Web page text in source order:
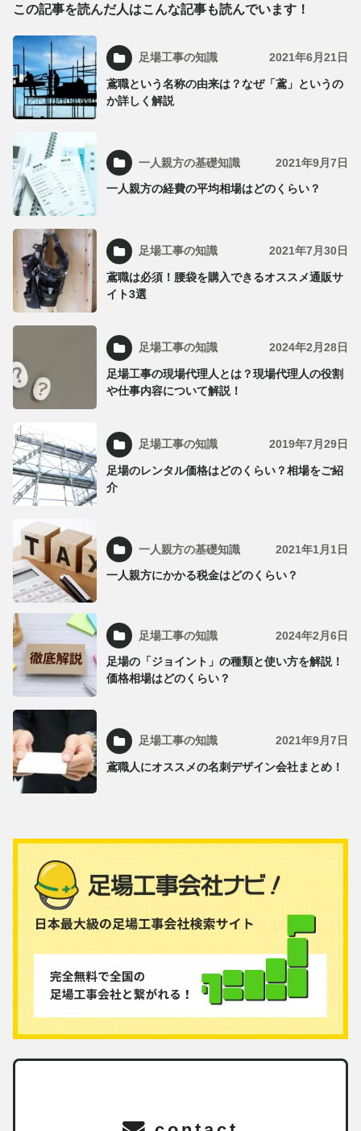
この記事を読んだ人はこんな記事も読んでいます！
足場工事の知識 2021年6月21日
鳶職という名称の由来は？なぜ「鳶」というの
か詳しく解説
一人親方の基礎知識 2021年9月7日
一人親方の経費の平均相場はどのくらい？
足場工事の知識 2021年7月30日
鳶職は必須！腰袋を購入できるオススメ通販サ
イト3選
足場工事の知識 2024年2月28日
足場工事の現場代理人とは？現場代理人の役割
や仕事内容について解説！
足場工事の知識 2019年7月29日
足場のレンタル価格はどのくらい？相場をご紹
介
一人親方の基礎知識 2021年1月1日
一人親方にかかる税金はどのくらい？
足場工事の知識 2024年2月6日
足場の「ジョイント」の種類と使い方を解説！
価格相場はどのくらい？
足場工事の知識 2021年9月7日
鳶職人にオススメの名刺デザイン会社まとめ！